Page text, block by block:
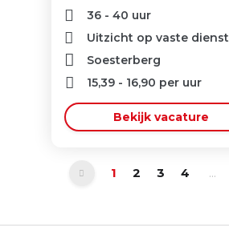
36 - 40 uur
Uitzicht op vaste dienst
Soesterberg
15,39 - 16,90 per uur
Bekijk vacature
1 2 3 4 ...